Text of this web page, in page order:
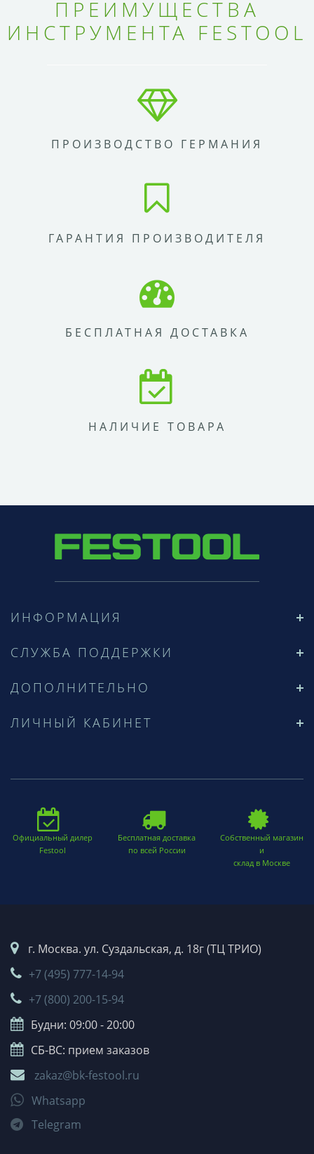
ПРЕИМУЩЕСТВА
ИНСТРУМЕНТА FESTOOL
ПРОИЗВОДСТВО ГЕРМАНИЯ
ГАРАНТИЯ ПРОИЗВОДИТЕЛЯ
БЕСПЛАТНАЯ ДОСТАВКА
НАЛИЧИЕ ТОВАРА
ИНФОРМАЦИЯ
СЛУЖБА ПОДДЕРЖКИ
ДОПОЛНИТЕЛЬНО
ЛИЧНЫЙ КАБИНЕТ
Официальный дилер
Festool
Бесплатная доставка
по всей России
Собственный магазин
и
склад в Москве
г. Москва. ул. Суздальская, д. 18г (ТЦ ТРИО)
+7 (495) 777-14-94
+7 (800) 200-15-94
Будни: 09:00 - 20:00
СБ-ВС: прием заказов
zakaz@bk-festool.ru
Whatsapp
Telegram